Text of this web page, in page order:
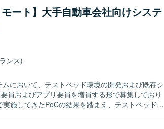
適性に応じて、実機検証を含む技術サポート、ロ
面チェック、営業サポート業務などをお任せする
現地での通訳対応も含めた支援を行っていただき
動できる方が望ましいです。製造業に関する業界
に対応できる方にマッチしたポジションです。
が高まるIoT/ロボット開発領域に携われるため、
訳・翻訳、技術サポート、国際貿易補助など複数
ローバルなビジネス現場で活躍できるポジション
されるため、ご自身の強みを活かした働き方が可
ート】大手自動車会社向けシステ
ンス)
において、テストベッド環境の開発および既存シ
員およびアプリ要員を増員する形で募集しており